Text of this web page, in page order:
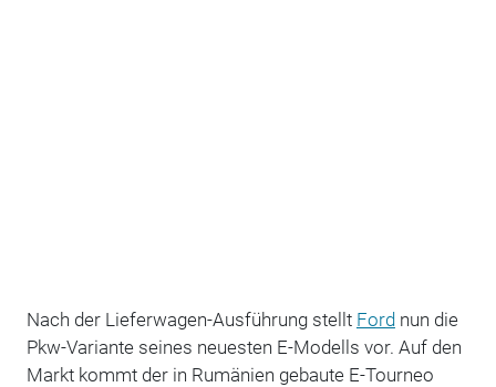
Nach der Lieferwagen-Ausführung stellt Fordnun die
Pkw-Variante seines neuesten E-Modells vor. Auf den
Markt kommt der in Rumänien gebaute E-Tourneo